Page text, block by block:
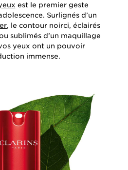
est le premier geste
Surlignés d’un
, le contour noirci, éclairés
sublimés d’un maquillage
yeux ont un pouvoir
immense.